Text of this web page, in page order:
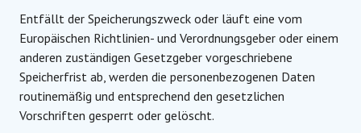
Entfällt der Speicherungszweck oder läuft eine vom
Europäischen Richtlinien- und Verordnungsgeber oder einem
anderen zuständigen Gesetzgeber vorgeschriebene
Speicherfrist ab, werden die personenbezogenen Daten
routinemäßig und entsprechend den gesetzlichen
Vorschriften gesperrt oder gelöscht.